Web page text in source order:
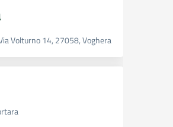
Volturno 14, 27058, Voghera